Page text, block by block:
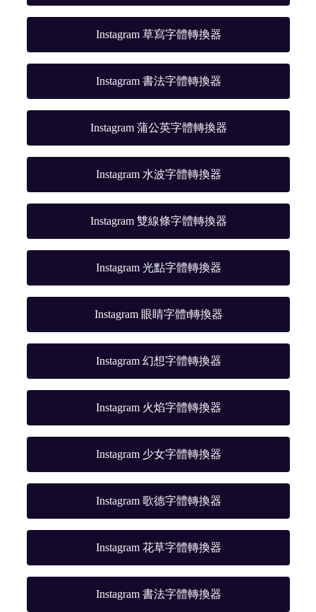
Instagram 草寫字體轉換器
Instagram 書法字體轉換器
Instagram 蒲公英字體轉換器
Instagram 水波字體轉換器
Instagram 雙線條字體轉換器
Instagram 光點字體轉換器
Instagram 眼睛字體t轉換器
Instagram 幻想字體轉換器
Instagram 火焰字體轉換器
Instagram 少女字體轉換器
Instagram 歌德字體轉換器
Instagram 花草字體轉換器
Instagram 書法字體轉換器